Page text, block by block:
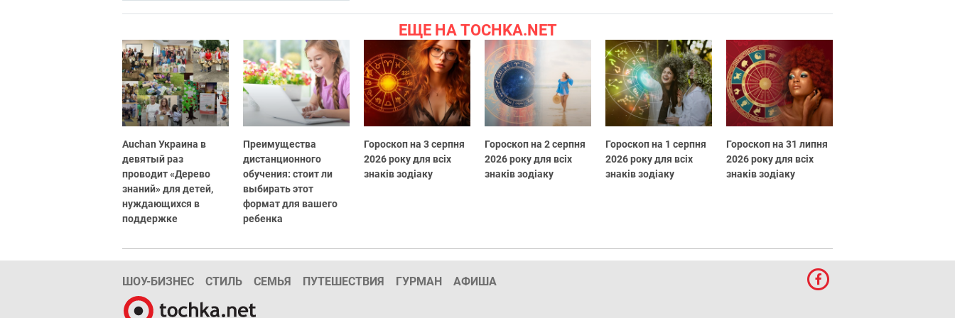
ЕЩЕ НА TOCHKA.NET
Auchan Украина в
девятый раз
проводит «Дерево
знаний» для детей,
нуждающихся в
поддержке
Преимущества
дистанционного
обучения: стоит ли
выбирать этот
формат для вашего
ребенка
Гороскоп на 3 серпня
2026 року для всіх
знаків зодіаку
Гороскоп на 2 серпня
2026 року для всіх
знаків зодіаку
Гороскоп на 1 серпня
2026 року для всіх
знаків зодіаку
Гороскоп на 31 липня
2026 року для всіх
знаків зодіаку
ШОУ-БИЗНЕС СТИЛЬ СЕМЬЯ ПУТЕШЕСТВИЯ ГУРМАН АФИША